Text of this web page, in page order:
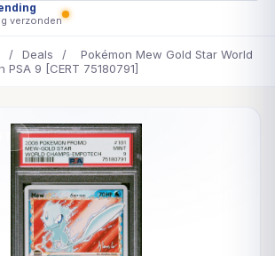
verzonden
/ Deals /
Pokémon Mew Gold Star World
PSA 9 [CERT 75180791]